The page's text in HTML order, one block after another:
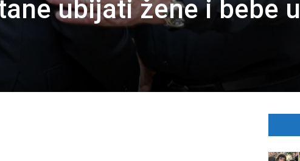
ubijati žene i bebe u